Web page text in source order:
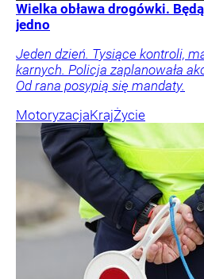
Wielka obława drogówki.
jedno
Jeden dzień. Tysiące kontroli,
karnych. Policja zaplanowała
Od rana posypią się mandaty.
MotoryzacjaKrajŻycie